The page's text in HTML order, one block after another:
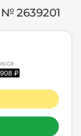
2639201
₽